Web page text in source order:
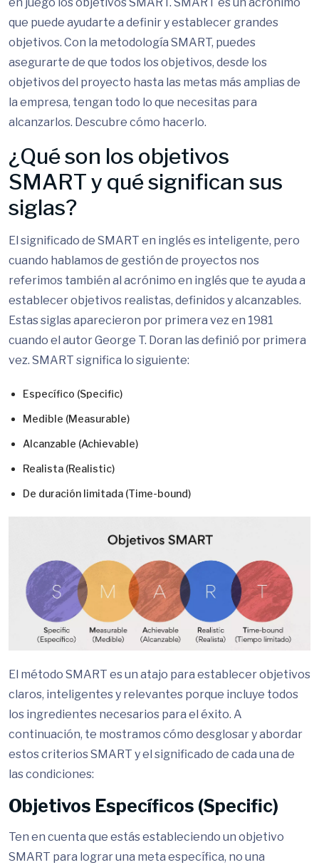
que puede ayudarte a definir y establecer grandes
objetivos. Con la metodología SMART, puedes
asegurarte de que todos los objetivos, desde los
objetivos del proyecto hasta las metas más amplias de
la empresa, tengan todo lo que necesitas para
alcanzarlos. Descubre cómo hacerlo.
¿Qué son los objetivos
SMART y qué significan sus
siglas?
El significado de SMART en inglés es inteligente, pero
cuando hablamos de gestión de proyectos nos
referimos también al acrónimo en inglés que te ayuda a
establecer objetivos realistas, definidos y alcanzables.
Estas siglas aparecieron por primera vez en 1981
cuando el autor George T. Doran las definió por primera
vez. SMART significa lo siguiente:
Específico (Specific)
Medible (Measurable)
Alcanzable (Achievable)
Realista (Realistic)
De duración limitada (Time-bound)
El método SMART es un atajo para establecer objetivos
claros, inteligentes y relevantes porque incluye todos
los ingredientes necesarios para el éxito. A
continuación, te mostramos cómo desglosar y abordar
estos criterios SMART y el significado de cada una de
las condiciones:
Objetivos Específicos (Specific)
Ten en cuenta que estás estableciendo un objetivo
SMART para lograr una meta específica, no una